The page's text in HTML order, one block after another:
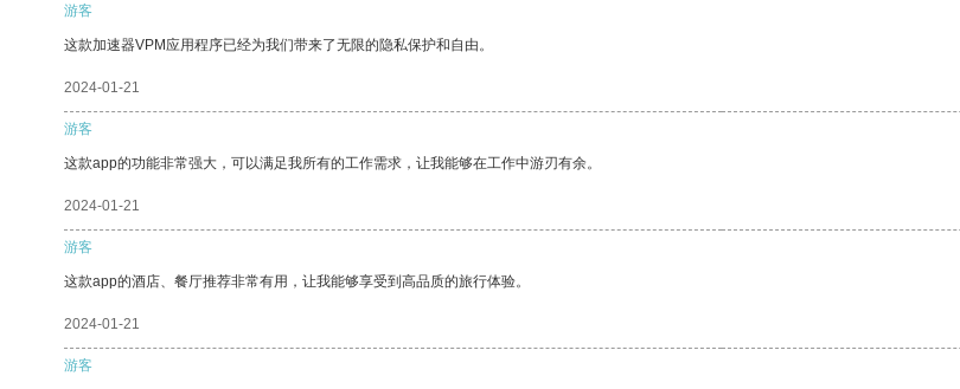
游客
这款加速器VPM应用程序已经为我们带来了无限的隐私保护和自由。
2024-01-21
游客
这款app的功能非常强大，可以满足我所有的工作需求，让我能够在工作中游刃有余。
2024-01-21
游客
这款app的酒店、餐厅推荐非常有用，让我能够享受到高品质的旅行体验。
2024-01-21
游客